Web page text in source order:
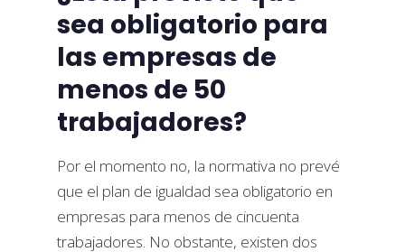
sea obligatorio para
las empresas de
menos de 50
trabajadores?
Por el momento no, la normativa no prevé
que el plan de igualdad sea obligatorio en
empresas para menos de cincuenta
trabajadores. No obstante, existen dos